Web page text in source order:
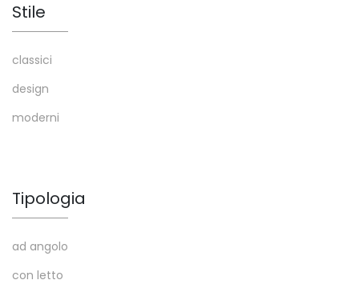
Stile
classici
design
moderni
Tipologia
ad angolo
con letto